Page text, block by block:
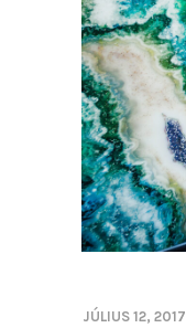
JÚLIUS 12, 2017